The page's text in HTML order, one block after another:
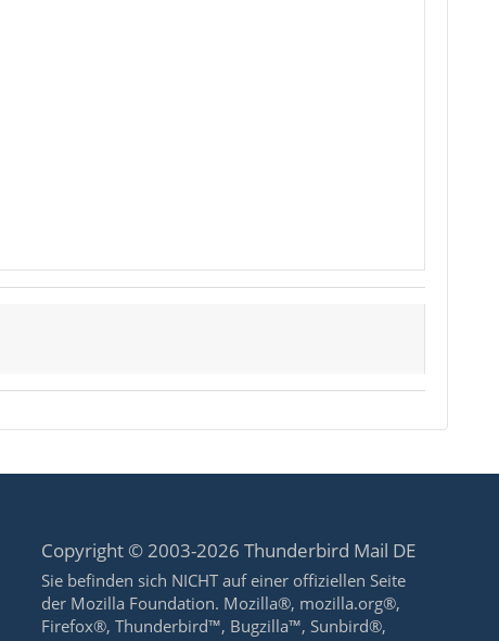
Copyright © 2003-2026 Thunderbird Mail DE
Sie befinden sich NICHT auf einer offiziellen Seite
der Mozilla Foundation. Mozilla®, mozilla.org®,
Firefox®, Thunderbird™, Bugzilla™, Sunbird®,